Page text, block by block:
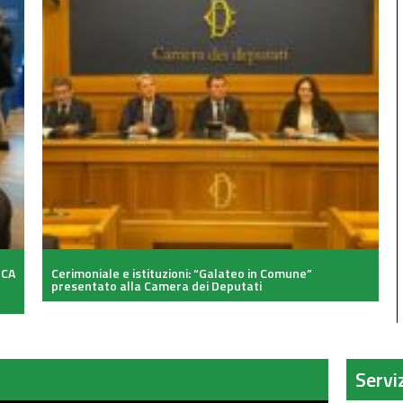
Cerimoniale e istituzioni: “Galateo in Comune”
presentato alla Camera dei Deputati